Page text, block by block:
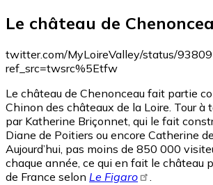
Le château de
twitter.com/MyLoireValley/status/
ref_src=twsrc%5Etfw
Le château de Chenonceau fait partie
Chinon des châteaux de la Loire. Tour à
par Katherine Briçonnet, qui le fait
Diane de Poitiers ou encore Catherine
Aujourd’hui, pas moins de 850 000
chaque année, ce qui en fait le château
de France selon Le Figaro .